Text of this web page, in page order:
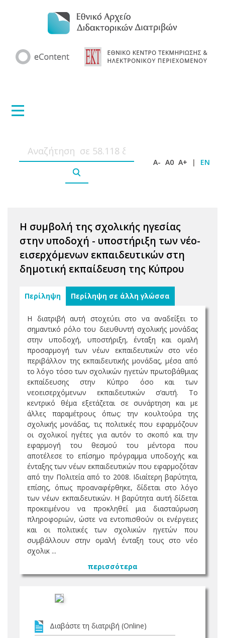
A- A0 A+ | EN
Η συμβολή της σχολικής ηγεσίας
στην υποδοχή - υποστήριξη των νέο-
εισερχόμενων εκπαιδευτικών στη
δημοτική εκπαίδευση της Κύπρου
Περίληψη Περίληψη σε άλλη γλώσσα
Η διατριβή αυτή στοχεύει στο να αναδείξει το
σημαντικό ρόλο του διευθυντή σχολικής μονάδας
στην υποδοχή, υποστήριξη, ένταξη και ομαλή
προσαρμογή των νέων εκπαιδευτικών στο νέο
περιβάλλον της εκπαιδευτικής μονάδας, μέσα από
το λόγο τόσο των σχολικών ηγετών πρωτοβάθμιας
εκπαίδευσης στην Κύπρο όσο και των
νεοεισερχόμενων εκπαιδευτικών σ’αυτή. Το
κεντρικό θέμα εξετάζεται σε συνάρτηση και με
άλλες παραμέτρους όπως: την κουλτούρα της
σχολικής μονάδας, τις πολιτικές που εφαρμόζουν
οι σχολικοί ηγέτες για αυτόν το σκοπό και την
εφαρμογή του θεσμού του μέντορα που
αποτέλεσε το επίσημο πρόγραμμα υποδοχής και
ένταξης των νέων εκπαιδευτικών που εφαρμοζόταν
από την Πολιτεία από το 2008. Ιδιαίτερη βαρύτητα,
επίσης, όπως προαναφέρθηκε, δίδεται στο λόγο
των νέων εκπαιδευτικών. Η βαρύτητα αυτή δίδεται
προκειμένου να προκληθεί μια διασταύρωση
πληροφοριών, ώστε να εντοπισθούν οι ενέργειες
και οι πολιτικές των σχολικών ηγετών που
συμβάλλουν στην ομαλή ένταξη τους στο νέο
σχολικ ...
περισσότερα
Διαβάστε τη διατριβή (Online)